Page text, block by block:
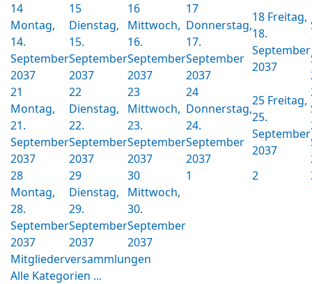
14
Montag,
14.
September
2037
15
Dienstag,
15.
September
2037
16
Mittwoch,
16.
September
2037
17
Donnerstag,
17.
September
2037
18 Freitag,
18.
September
2037
21
Montag,
21.
September
2037
22
Dienstag,
22.
September
2037
23
Mittwoch,
23.
September
2037
24
Donnerstag,
24.
September
2037
25 Freitag,
25.
September
2037
28
Montag,
28.
September
2037
29
Dienstag,
29.
September
2037
30
Mittwoch,
30.
September
2037
1 2
Mitgliederversammlungen
Alle Kategorien ...